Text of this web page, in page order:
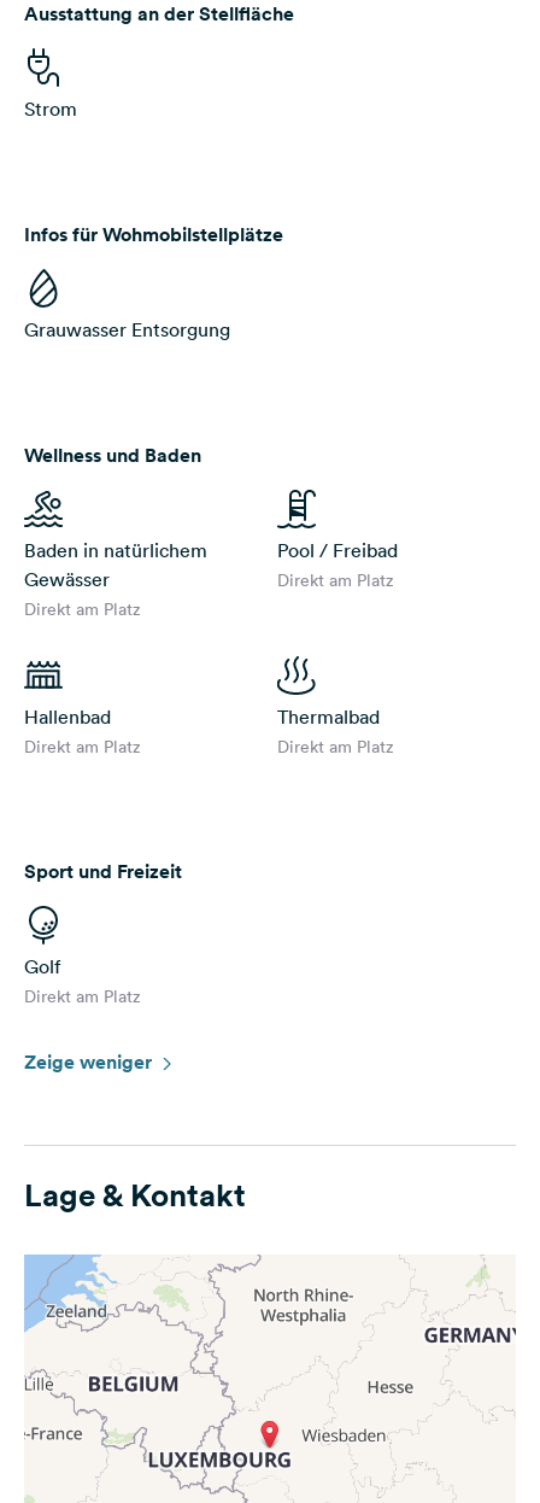
Ausstattung an der Stellfläche
Strom
Infos für Wohmobilstellplätze
Grauwasser Entsorgung
Wellness und Baden
Baden in natürlichem
Gewässer
Direkt am Platz
Pool / Freibad
Direkt am Platz
Hallenbad
Direkt am Platz
Thermalbad
Direkt am Platz
Sport und Freizeit
Golf
Direkt am Platz
Zeige weniger
Lage & Kontakt